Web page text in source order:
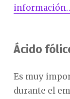
Ácido
Es muy
durante el